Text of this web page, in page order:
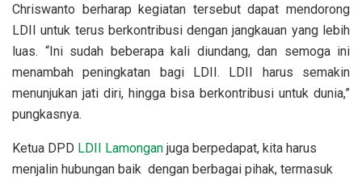
Chriswanto berharap kegiatan tersebut dapat mendorong
LDII untuk terus berkontribusi dengan jangkauan yang lebih
luas. “Ini sudah beberapa kali diundang, dan semoga ini
menambah peningkatan bagi LDII. LDII harus semakin
menunjukan jati diri, hingga bisa berkontribusi untuk dunia,”
pungkasnya.
Ketua DPD LDII Lamongan juga berpedapat, kita harus
menjalin hubungan baik dengan berbagai pihak, termasuk